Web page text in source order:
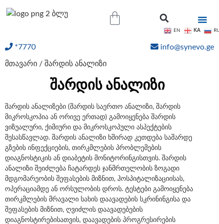
*7770 info@synevo.ge
მთავარი / შარდის ანალიზი
შარდის ანალიზი
შარდის ანალიზები (შარდის საერთო ანალიზი, შარდის
მიკროსკოპია ან ორივე ერთად) გამოიყენება შარდის
ვიზუალური, ქიმიური და მიკროსკოპული ასპექტების
შესასწავლად. შარდის ანალიზი ხშირად კეთდება საშარდე
გზების ინფექციების, თირკმლების პრობლემების
დიაგნოსტიკის ან დიაბეტის მონიტორინგისთვის. შარდის
ანალიზი შეიძლება ჩატარდეს ჯანმრთელობის ზოგადი
მდგომარეობის შეფასების მიზნით, ჰოსპიტალიზაციისას,
ოპერაციამდე ან ორსულობის დროს. ტესტები გამოიყენება
თირკმლების მრავალი სახის დაავადების სკრინინგისა და
შეფასების მიზნით, ღვიძლის დაავადებების
დიაგნოსტირებისათვის, დაავადების პროგრესირების
EN KA